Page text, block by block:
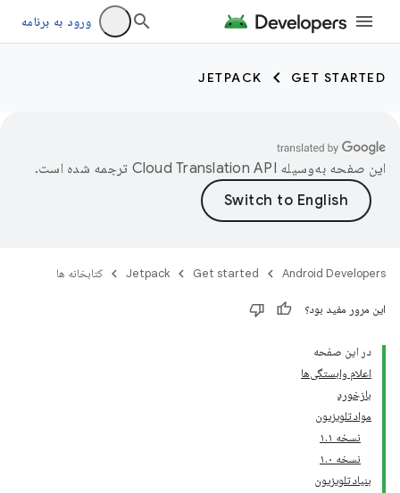
ورود به برنامه
GET STARTED
JETPACK
این صفحه به‌وسیله ترجمه شده است.
Android Developers
Get started
Jetpack کتابخانه ها
این مرور مفید بود؟
در این صفحه
اعلام وابستگی‌ها
بازخورد
مواد تلویزیون
نسخه ۱.۱
نسخه ۱.۰
بنیاد تلویزیون